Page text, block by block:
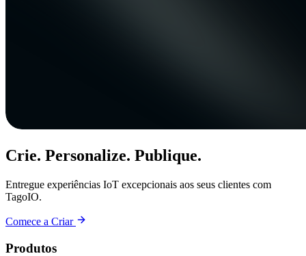
Crie. Personalize. Publique.
Entregue experiências IoT excepcionais aos seus clientes com
TagoIO.
Comece a Criar
Produtos